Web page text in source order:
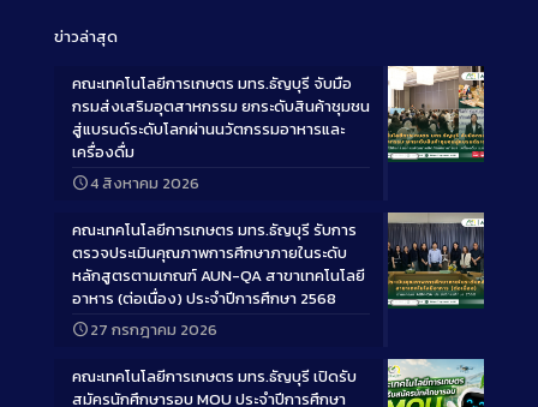
ข่าวล่าสุด
Long
คณะเทคโนโลยีการเกษตร มทร.ธัญบุรี จับมือ
กรมส่งเสริมอุตสาหกรรม ยกระดับสินค้าชุมชน
สู่แบรนด์ระดับโลกผ่านนวัตกรรมอาหารและ
เครื่องดื่ม
4 สิงหาคม 2026
Long
คณะเทคโนโลยีการเกษตร มทร.ธัญบุรี รับการ
ตรวจประเมินคุณภาพการศึกษาภายในระดับ
หลักสูตรตามเกณฑ์ AUN-QA สาขาเทคโนโลยี
อาหาร (ต่อเนื่อง) ประจำปีการศึกษา 2568
27 กรกฎาคม 2026
คณะเทคโนโลยีการเกษตร มทร.ธัญบุรี เปิดรับ
สมัครนักศึกษารอบ MOU ประจำปีการศึกษา